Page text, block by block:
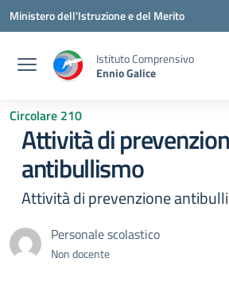
Vai ai contenuti
Vai al menu di navigazione
Vai al footer
Ministero dell'Istruzione e del Merito
Istituto Comprensivo
Ennio Galice
Circolare 210
Attività di
antibullismo
Attività di prevenzione
Personale scolastico
Non docente